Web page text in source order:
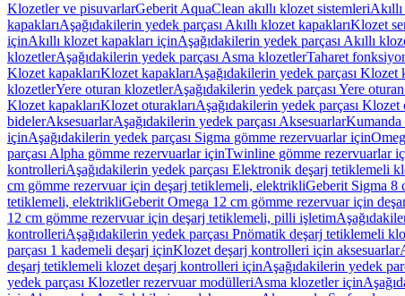
Klozetler ve pisuvarlarGeberit AquaClean akıllı klozet sistemleri
kapaklarıAşağıdakilerin yedek parçası Akıllı klozet kapaklarıKlozet
içinAkıllı klozet kapakları içinAşağıdakilerin yedek parçası Akıllı
klozetlerAşağıdakilerin yedek parçası Asma klozetlerTaharet
Klozet kapaklarıKlozet kapaklarıAşağıdakilerin yedek parçası Klozet
klozetlerYere oturan klozetlerAşağıdakilerin yedek parçası Yere
Klozet kapaklarıKlozet oturaklarıAşağıdakilerin yedek parçası Klozet
bidelerAksesuarlarAşağıdakilerin yedek parçası AksesuarlarKumanda
içinAşağıdakilerin yedek parçası Sigma gömme rezervuarlar için
parçası Alpha gömme rezervuarlar içinTwinline gömme rezervuarlar
kontrolleriAşağıdakilerin yedek parçası Elektronik deşarj tetiklemeli
cm gömme rezervuar için deşarj tetiklemeli, elektrikliGeberit Sigma 8
tetiklemeli, elektrikliGeberit Omega 12 cm gömme rezervuar için
12 cm gömme rezervuar için deşarj tetiklemeli, pilli işletim
kontrolleriAşağıdakilerin yedek parçası Pnömatik deşarj tetiklemeli
parçası 1 kademeli deşarj içinKlozet deşarj kontrolleri için aksesuarlar
deşarj tetiklemeli klozet deşarj kontrolleri içinAşağıdakilerin yedek
yedek parçası Klozetler rezervuar modülleriAsma klozetler için